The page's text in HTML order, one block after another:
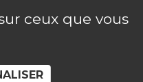
ceux que vous